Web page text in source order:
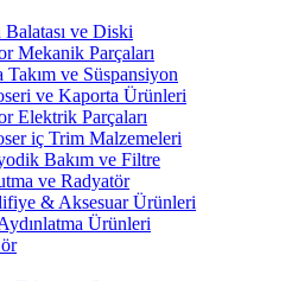
ve Diski
Mekanik Parçaları
ve Süspansiyon
ve Kaporta Ürünleri
Elektrik Parçaları
iç Trim Malzemeleri
Bakım ve Filtre
ve Radyatör
& Aksesuar Ürünleri
Ürünleri